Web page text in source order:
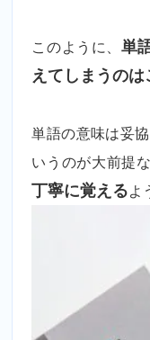
このように、 単
えてしまうの
単語の意味は妥
いうのが大前提
丁寧に覚えるよ